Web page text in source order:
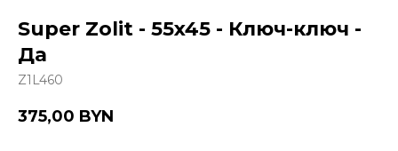
Super Zolit - 55x45 - Ключ-ключ -
Да
Z1L460
375,00 BYN